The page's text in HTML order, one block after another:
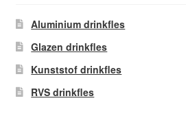
Aluminium drinkfles
Glazen drinkfles
Kunststof drinkfles
RVS drinkfles